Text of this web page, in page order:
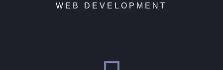
WEB DEVELOPMENT